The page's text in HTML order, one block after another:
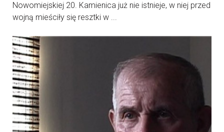
Nowomiejskiej 20. Kamienica już nie istnieje, w niej przed
wojną mieściły się resztki w ...